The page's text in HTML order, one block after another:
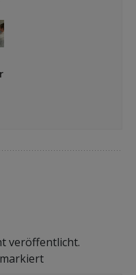
veröffentlicht.
markiert